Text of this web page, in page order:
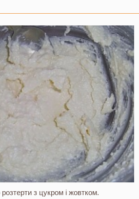
з цукром і жовтком.